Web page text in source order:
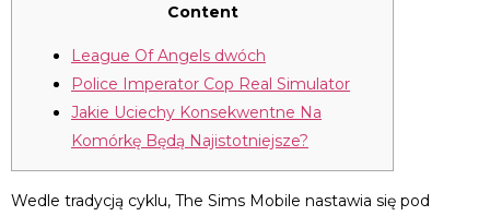
Content
League Of Angels dwóch
Police Imperator Cop Real Simulator
Jakie Uciechy Konsekwentne Na
Komórkę Będą Najistotniejsze?
Wedle tradycją cyklu, The Sims Mobile nastawia się pod